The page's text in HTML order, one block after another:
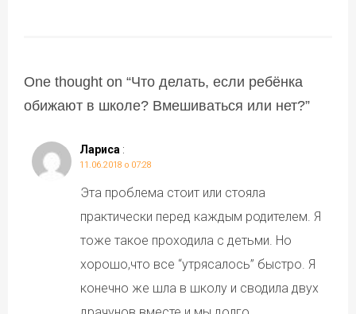
One thought on “Что делать, если ребёнка
обижают в школе? Вмешиваться или нет?”
Лариса :
11.06.2018 о 07:28
Эта проблема стоит или стояла
практически перед каждым родителем. Я
тоже такое проходила с детьми. Но
хорошо,что все “утрясалось” быстро. Я
конечно же шла в школу и сводила двух